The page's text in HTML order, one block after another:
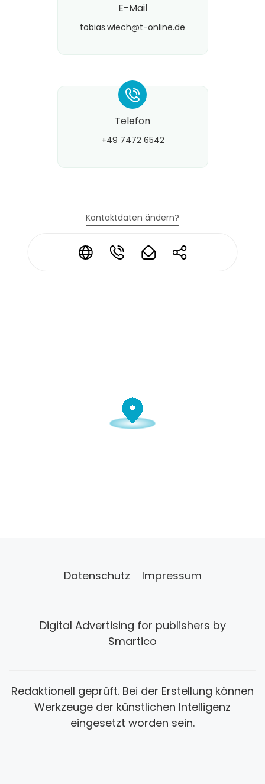
* * * *
E-Mail
tobias.wiech@​t-online.de
*
Telefon
+49 7472 6542
Kontaktdaten ändern?
Datenschutz Impressum
Digital Advertising for publishers by
Smartico
Redaktionell geprüft. Bei der Erstellung können
Werkzeuge der künstlichen Intelligenz
eingesetzt worden sein.